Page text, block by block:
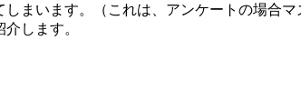
まいます。（これは、アンケートの場合マ
します。